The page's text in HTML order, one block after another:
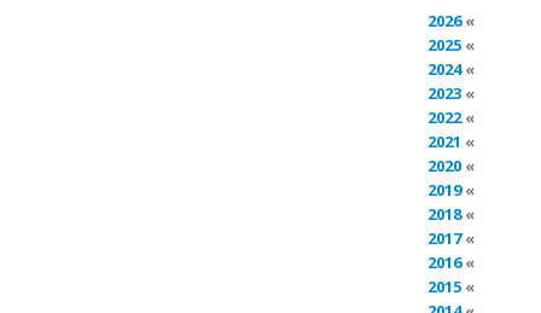
2026
2025
2024
2023
2022
2021
2020
2019
2018
2017
2016
2015